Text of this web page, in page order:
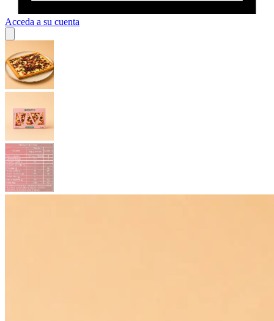
Acceda a su cuenta